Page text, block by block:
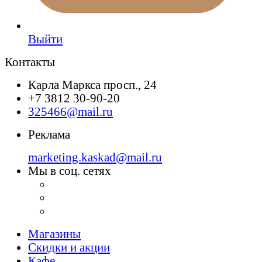
Выйти
Контакты
Карла Маркса просп., 24
+7 3812 30-90-20
325466@mail.ru
Реклама
marketing.kaskad@mail.ru
Мы в соц. сетях
Магазины
Скидки и акции